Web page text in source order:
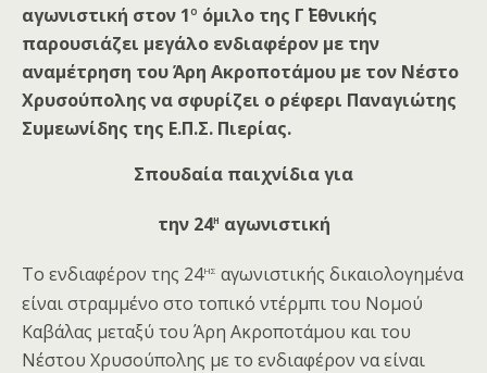
αγωνιστική στον 1ο όμιλο της Γ΄ Εθνικής
παρουσιάζει μεγάλο ενδιαφέρον με την
αναμέτρηση του Άρη Ακροποτάμου με τον Νέστο
Χρυσούπολης να σφυρίζει ο ρέφερι Παναγιώτης
Συμεωνίδης της Ε.Π.Σ. Πιερίας.
Σπουδαία παιχνίδια για
την 24η αγωνιστική
Το ενδιαφέρον της 24ης αγωνιστικής δικαιολογημένα
είναι στραμμένο στο τοπικό ντέρμπι του Νομού
Καβάλας μεταξύ του Άρη Ακροποτάμου και του
Νέστου Χρυσούπολης με το ενδιαφέρον να είναι